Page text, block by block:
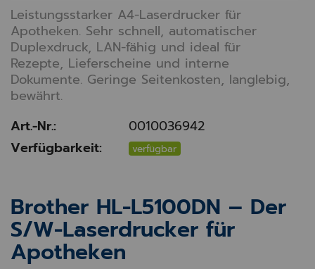
Leistungsstarker A4-Laserdrucker für
Apotheken. Sehr schnell, automatischer
Duplexdruck, LAN-fähig und ideal für
Rezepte, Lieferscheine und interne
Dokumente. Geringe Seitenkosten, langlebig,
bewährt.
Art.-Nr.:
0010036942
Verfügbarkeit:
verfügbar
Brother HL-L5100DN – Der
S/W-Laserdrucker für
Apotheken